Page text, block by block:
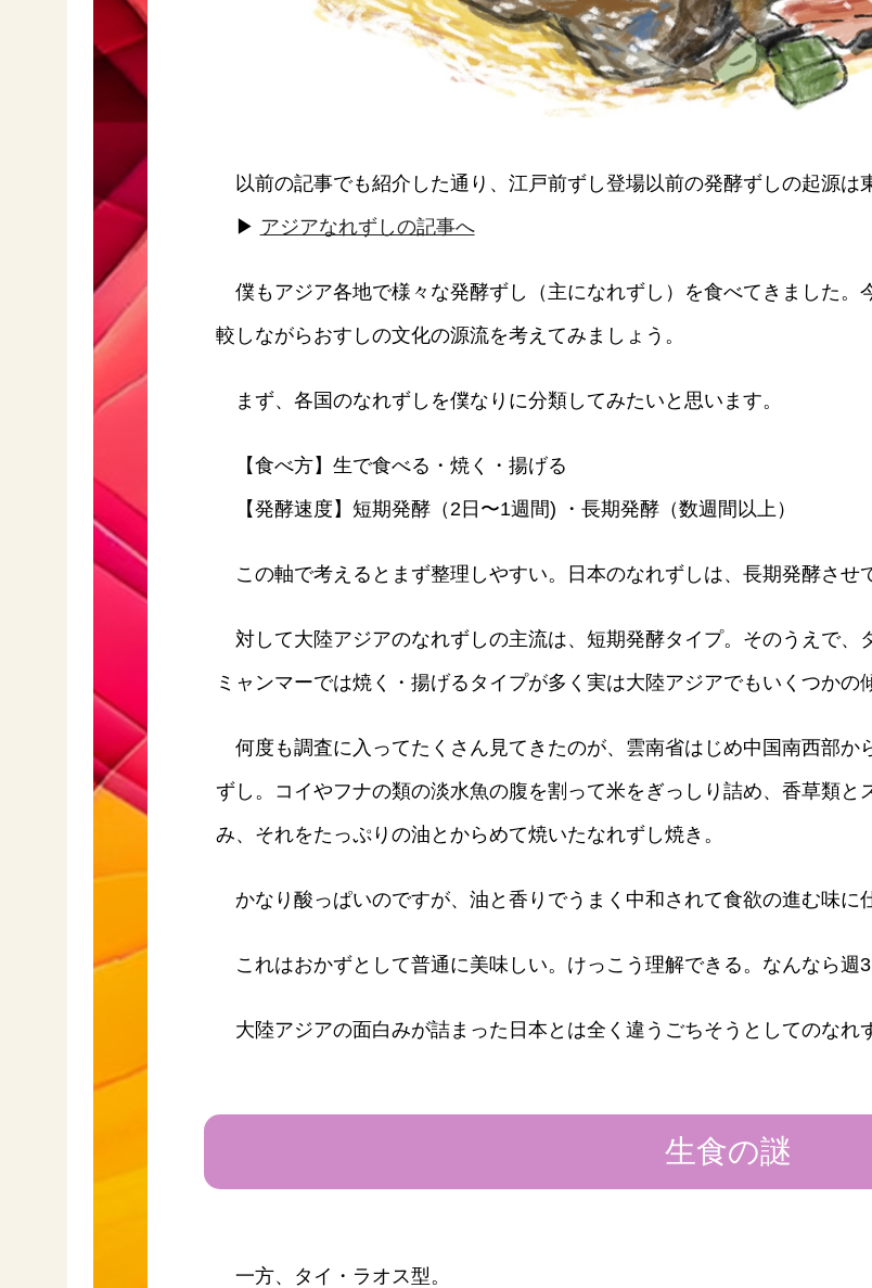
以前の記事でも紹介した通り、江戸前ずし登場以前の発酵ずしの起源は
▶ アジアなれずしの記事へ
僕もアジア各地で様々な発酵ずし（主になれずし）を食べてきました。
較しながらおすしの文化の源流を考えてみましょう。
まず、各国のなれずしを僕なりに分類してみたいと思います。
【食べ方】生で食べる・焼く・揚げる
【発酵速度】短期発酵（2日〜1週間) ・長期発酵（数週間以上）
この軸で考えるとまず整理しやすい。日本のなれずしは、長期発酵させ
対して大陸アジアのなれずしの主流は、短期発酵タイプ。そのうえで、
ミャンマーでは焼く・揚げるタイプが多く実は大陸アジアでもいくつかの
何度も調査に入ってたくさん見てきたのが、雲南省はじめ中国南西部か
ずし。コイやフナの類の淡水魚の腹を割って米をぎっしり詰め、香草類と
み、それをたっぷりの油とからめて焼いたなれずし焼き。
かなり酸っぱいのですが、油と香りでうまく中和されて食欲の進む味に
これはおかずとして普通に美味しい。けっこう理解できる。なんなら週3
大陸アジアの面白みが詰まった日本とは全く違うごちそうとしてのなれ
生食の謎
一方、タイ・ラオス型。